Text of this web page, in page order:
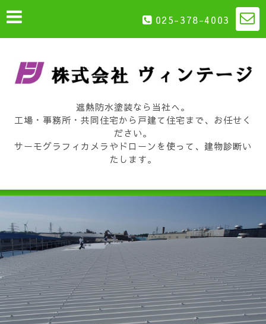
025-378-4003
遮熱防水塗装なら当社へ。
工場・事務所・共同住宅から戸建て住宅まで、お任せく
ださい。
サーモグラフィカメラやドローンを使って、建物診断い
たします。